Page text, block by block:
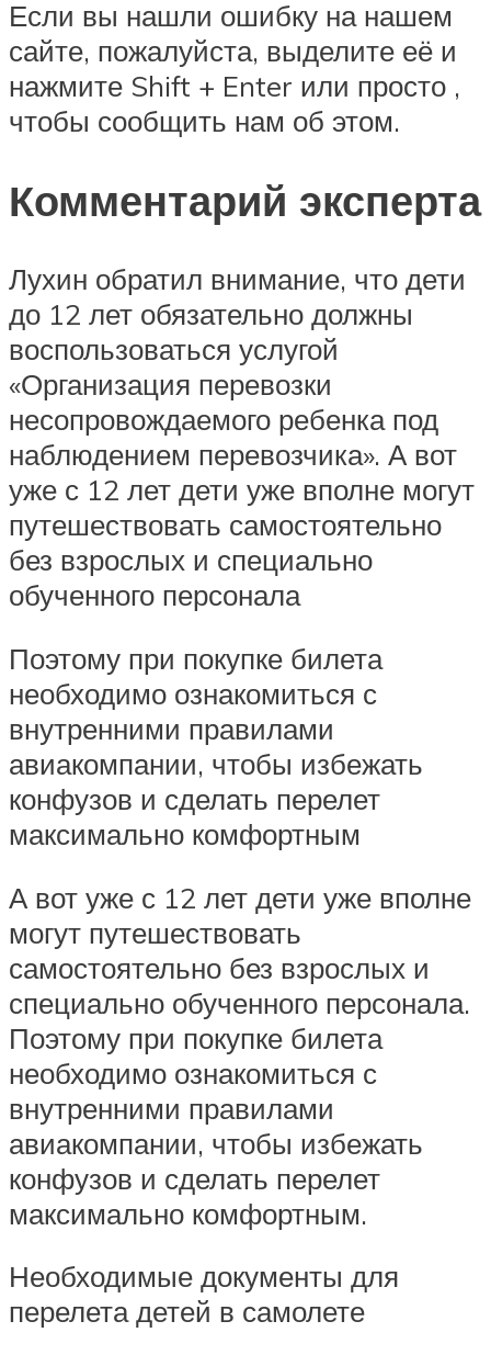
Если вы нашли ошибку на нашем
сайте, пожалуйста, выделите её и
нажмите Shift + Enter или просто ,
чтобы сообщить нам об этом.
Комментарий эксперта
Лухин обратил внимание, что дети
до 12 лет обязательно должны
воспользоваться услугой
«Организация перевозки
несопровождаемого ребенка под
наблюдением перевозчика». А вот
уже с 12 лет дети уже вполне могут
путешествовать самостоятельно
без взрослых и специально
обученного персонала
Поэтому при покупке билета
необходимо ознакомиться с
внутренними правилами
авиакомпании, чтобы избежать
конфузов и сделать перелет
максимально комфортным
А вот уже с 12 лет дети уже вполне
могут путешествовать
самостоятельно без взрослых и
специально обученного персонала.
Поэтому при покупке билета
необходимо ознакомиться с
внутренними правилами
авиакомпании, чтобы избежать
конфузов и сделать перелет
максимально комфортным.
Необходимые документы для
перелета детей в самолете